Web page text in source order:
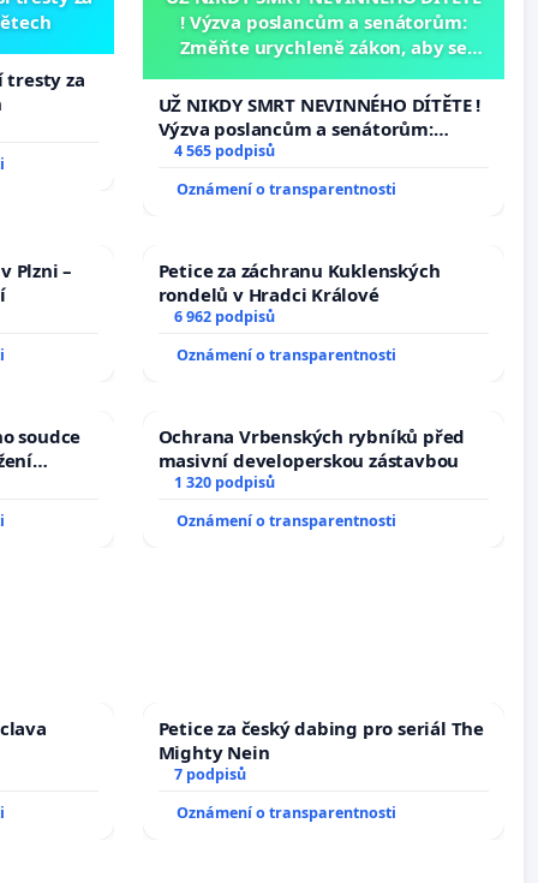
tresty za
! Výzva poslancům a senátorům:
Změňte urychleně zákon, aby se
opakovat!
UŽ NIKDY SMRT NEVINNÉHO DÍTĚTE !
Výzva poslancům a senátorům:
Změňte urychleně zákon, aby se
opakovat!
4 565 podpisů
Oznámení o transparentnosti
Plzni –
Petice za záchranu Kuklenských
rondelů v Hradci Králové
6 962 podpisů
Oznámení o transparentnosti
soudce
Ochrana Vrbenských rybníků před
masivní developerskou zástavbou
1 320 podpisů
Oznámení o transparentnosti
Petice za český dabing pro seriál The
Mighty Nein
7 podpisů
Oznámení o transparentnosti